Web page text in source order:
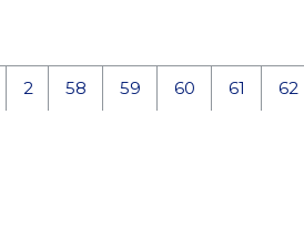
2 58 59 60 61 62